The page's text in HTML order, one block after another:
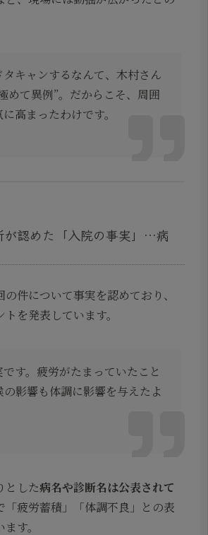
キャンするなんて、木村さん
めて異例”。だからこそ、周囲
高まったわけです。
が認めた「入院の事実」…病
件について事実を認めており、
を発表しています。
です。疲労がたまっていたこと
の影響も体調に影響を与えたよ
とした病名や診断名は公表されて
「疲労蓄積」「体調不良」との表
す。